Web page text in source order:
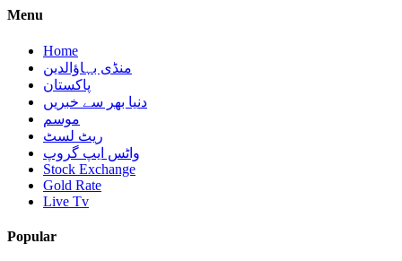
Menu
Home
منڈی بہاؤالدین
پاکستان
دنیا بھر سے خبریں
موسم
ریٹ لسٹ
واٹس ایپ گروپ
Stock Exchange
Gold Rate
Live Tv
Popular